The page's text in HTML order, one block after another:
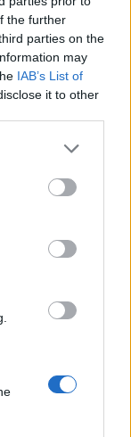
the further
parties on the
may
IAB’s List of
it to other
more Google
may click to
party tags to
below Google